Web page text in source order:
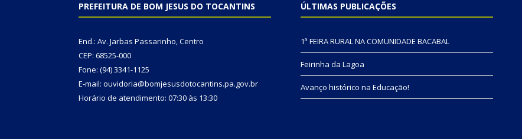
PREFEITURA DE BOM JESUS DO TOCANTINS
End.: Av. Jarbas Passarinho, Centro
CEP: 68525-000
Fone: (94) 3341-1125
E-mail: ouvidoria@bomjesusdotocantins.pa.gov.br
Horário de atendimento: 07:30 às 13:30
ÚLTIMAS PUBLICAÇÕES
1ª FEIRA RURAL NA COMUNIDADE BACABAL
Feirinha da Lagoa
Avanço histórico na Educação!